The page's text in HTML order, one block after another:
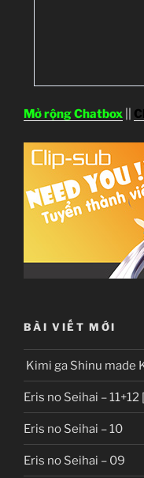
Mở rộng Chatbox
BÀI VIẾT MỚI
Kimi ga Shinu made
Eris no Seihai –
Eris no Seihai – 10
Eris no Seihai – 09